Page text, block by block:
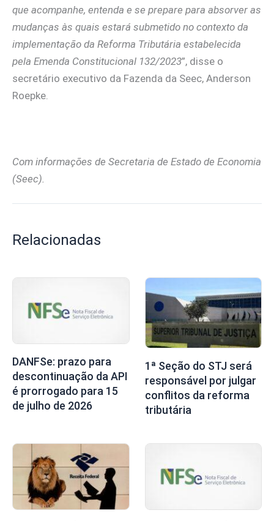
que acompanhe, entenda e se prepare para absorver as
mudanças às quais estará submetido no contexto da
implementação da Reforma Tributária estabelecida
pela Emenda Constitucional 132/2023”, disse o
secretário executivo da Fazenda da Seec, Anderson
Roepke.
Com informações de Secretaria de Estado de Economia
(Seec).
Relacionadas
DANFSe: prazo para
descontinuação da API
é prorrogado para 15
de julho de 2026
1ª Seção do STJ será
responsável por julgar
conflitos da reforma
tributária